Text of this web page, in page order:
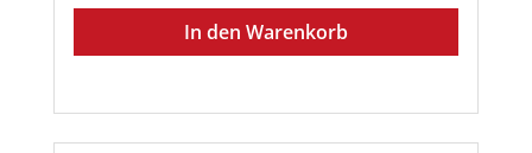
In den Warenkorb